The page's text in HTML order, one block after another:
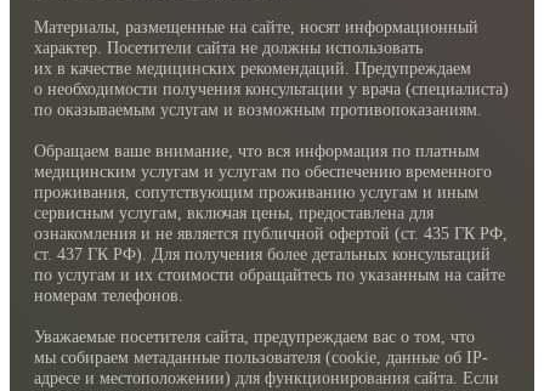
Материалы, размещенные на сайте, носят информационный
характер. Посетители сайта не должны использовать
их в качестве медицинских рекомендаций. Предупреждаем
о необходимости получения консультации у врача (специалиста)
по оказываемым услугам и возможным противопоказаниям.
Обращаем ваше внимание, что вся информация по платным
медицинским услугам и услугам по обеспечению временного
проживания, сопутствующим проживанию услугам и иным
сервисным услугам, включая цены, предоставлена для
ознакомления и не является публичной офертой (ст. 435 ГК РФ,
cт. 437 ГК РФ). Для получения более детальных консультаций
по услугам и их стоимости обращайтесь по указанным на сайте
номерам телефонов.
Уважаемые посетителя сайта, предупреждаем вас о том, что
мы собираем метаданные пользователя (cookie, данные об IP-
адресе и местоположении) для функционирования сайта. Если